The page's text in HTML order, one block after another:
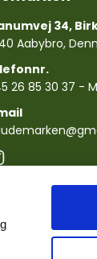
34,
Aabybro,
26 85 30 37 -